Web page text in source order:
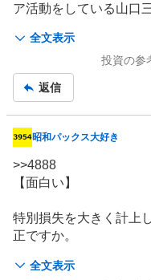
全文表示
ア活動をしている山口
す。
さて、本日、ウェアハ
「価格決定の申立をし
結論から言いますと、
却下される可能性が高
件は、(1)株主総会に先
で反対すること、等の
法172条)。そして、何
は、(1)の要件を欠いて
要があります。
欠席した方は、議決権
実は、このようなこと
投資の参
返信
掲
示
板
事
昭和パックス大好き
全文表示
>>4888
【面白い】
特別損失を大きく計上
正ですか。
ぎだと会計士のお墨付